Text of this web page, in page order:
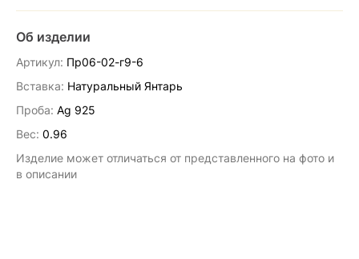
Об изделии
Артикул: Пр06-02-г9-6
Вставка: Натуральный Янтарь
Проба: Ag 925
Вес: 0.96
Изделие может отличаться от представленного на фото и
в описании